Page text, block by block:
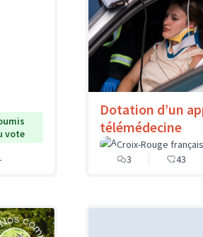
vote
Dotation d’un
télémédecine
Croix-Rouge
3
43